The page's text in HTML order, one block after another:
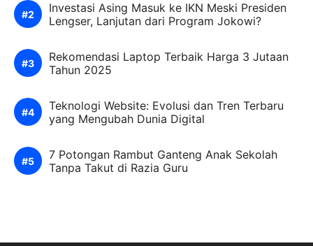
Investasi Asing Masuk ke IKN Meski Presiden
Lengser, Lanjutan dari Program Jokowi?
Rekomendasi Laptop Terbaik Harga 3 Jutaan
Tahun 2025
Teknologi Website: Evolusi dan Tren Terbaru
yang Mengubah Dunia Digital
7 Potongan Rambut Ganteng Anak Sekolah
Tanpa Takut di Razia Guru